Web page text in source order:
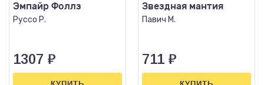
Эмпайр Фоллз
Руссо Р.
1307 ₽
КУПИТЬ
Звездная мантия
Павич М.
711 ₽
КУПИТЬ